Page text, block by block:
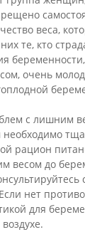
веса,
те, кто
очень
с лишним
рацион
весом до
нет
для